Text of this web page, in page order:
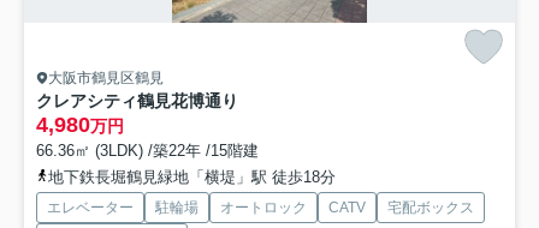
大阪市鶴見区鶴見
クレアシティ鶴見花博通り
4,980万円
66.36㎡ (3LDK) /築22年 /15階建
地下鉄長堀鶴見緑地「横堤」駅 徒歩18分
エレベーター 駐輪場 オートロック CATV
宅配ボックス